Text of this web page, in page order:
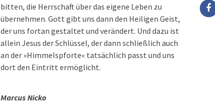
bitten, die Herrschaft über das eigene Leben zu
übernehmen. Gott gibt uns dann den Heiligen Geist,
der uns fortan gestaltet und verändert. Und dazu ist
allein Jesus der Schlüssel, der dann schließlich auch
an der »Himmelspforte« tatsächlich passt und uns
dort den Eintritt ermöglicht.
Marcus Nicko